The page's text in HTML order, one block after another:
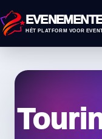
HÉT PLATFORM VOOR